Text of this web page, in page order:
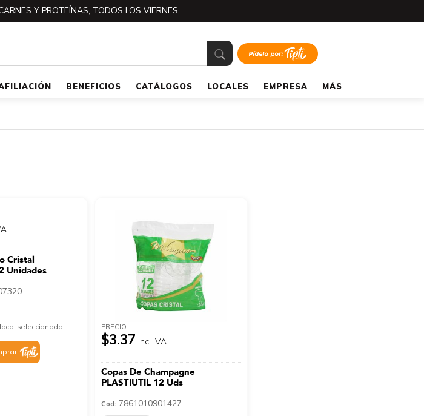
Y PROTEÍNAS, TODOS LOS VIERNES.
BENEFICIOS CATÁLOGOS LOCALES EMPRESA MÁS
Cristal
Unidades
seleccionado PRECIO
$3.37 Inc. IVA
Copas De Champagne
PLASTIUTIL 12 Uds
Cod: 7861010901427